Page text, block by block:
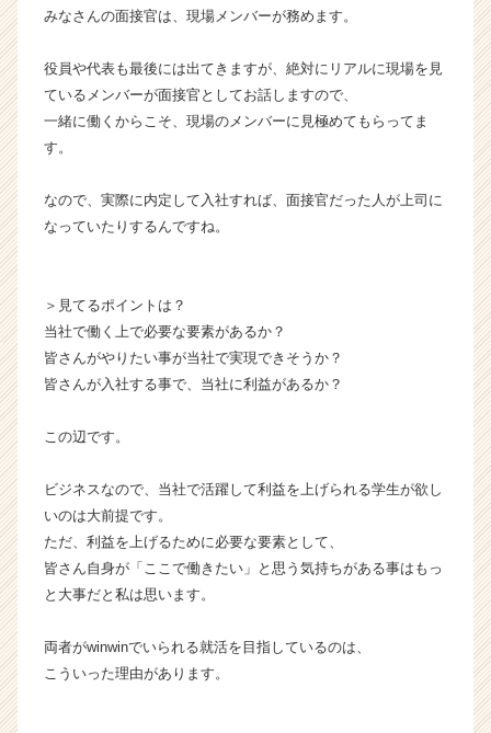
みなさんの面接官は、現場メンバーが務めます。
役員や代表も最後には出てきますが、絶対にリアルに現場を見
ているメンバーが面接官としてお話しますので、
一緒に働くからこそ、現場のメンバーに見極めてもらってま
す。
なので、実際に内定して入社すれば、面接官だった人が上司に
なっていたりするんですね。
＞見てるポイントは？
当社で働く上で必要な要素があるか？
皆さんがやりたい事が当社で実現できそうか？
皆さんが入社する事で、当社に利益があるか？
この辺です。
ビジネスなので、当社で活躍して利益を上げられる学生が欲し
いのは大前提です。
ただ、利益を上げるために必要な要素として、
皆さん自身が「ここで働きたい」と思う気持ちがある事はもっ
と大事だと私は思います。
両者がwinwinでいられる就活を目指しているのは、
こういった理由があります。